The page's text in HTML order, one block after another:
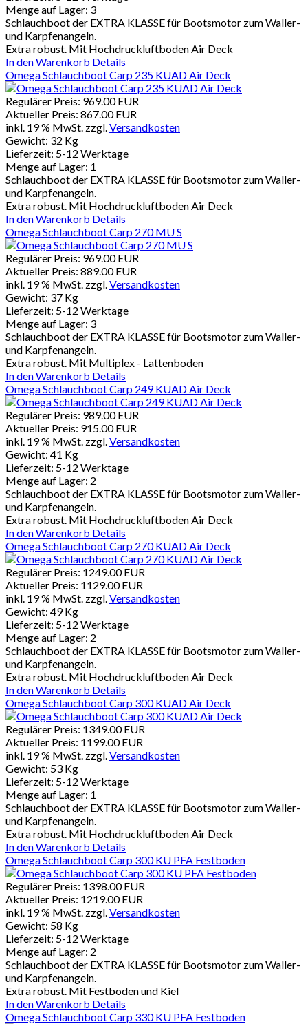
Menge auf Lager: 3
Schlauchboot der EXTRA KLASSE für Bootsmotor zum Waller-
und Karpfenangeln.
Extra robust. Mit Hochdruckluftboden Air Deck
In den Warenkorb Details
Omega Schlauchboot Carp 235 KUAD Air Deck
Regulärer Preis: 969.00 EUR
Aktueller Preis: 867.00 EUR
inkl. 19 % MwSt. zzgl.Versandkosten
Gewicht: 32 Kg
Lieferzeit: 5-12 Werktage
Menge auf Lager: 1
Schlauchboot der EXTRA KLASSE für Bootsmotor zum Waller-
und Karpfenangeln.
Extra robust. Mit Hochdruckluftboden Air Deck
In den Warenkorb Details
Omega Schlauchboot Carp 270 MU S
Regulärer Preis: 969.00 EUR
Aktueller Preis: 889.00 EUR
inkl. 19 % MwSt. zzgl.Versandkosten
Gewicht: 37 Kg
Lieferzeit: 5-12 Werktage
Menge auf Lager: 3
Schlauchboot der EXTRA KLASSE für Bootsmotor zum Waller-
und Karpfenangeln.
Extra robust. Mit Multiplex - Lattenboden
In den Warenkorb Details
Omega Schlauchboot Carp 249 KUAD Air Deck
Regulärer Preis: 989.00 EUR
Aktueller Preis: 915.00 EUR
inkl. 19 % MwSt. zzgl.Versandkosten
Gewicht: 41 Kg
Lieferzeit: 5-12 Werktage
Menge auf Lager: 2
Schlauchboot der EXTRA KLASSE für Bootsmotor zum Waller-
und Karpfenangeln.
Extra robust. Mit Hochdruckluftboden Air Deck
In den Warenkorb Details
Omega Schlauchboot Carp 270 KUAD Air Deck
Regulärer Preis: 1249.00 EUR
Aktueller Preis: 1129.00 EUR
inkl. 19 % MwSt. zzgl.Versandkosten
Gewicht: 49 Kg
Lieferzeit: 5-12 Werktage
Menge auf Lager: 2
Schlauchboot der EXTRA KLASSE für Bootsmotor zum Waller-
und Karpfenangeln.
Extra robust. Mit Hochdruckluftboden Air Deck
In den Warenkorb Details
Omega Schlauchboot Carp 300 KUAD Air Deck
Regulärer Preis: 1349.00 EUR
Aktueller Preis: 1199.00 EUR
inkl. 19 % MwSt. zzgl.Versandkosten
Gewicht: 53 Kg
Lieferzeit: 5-12 Werktage
Menge auf Lager: 1
Schlauchboot der EXTRA KLASSE für Bootsmotor zum Waller-
und Karpfenangeln.
Extra robust. Mit Hochdruckluftboden Air Deck
In den Warenkorb Details
Omega Schlauchboot Carp 300 KU PFA Festboden
Regulärer Preis: 1398.00 EUR
Aktueller Preis: 1219.00 EUR
inkl. 19 % MwSt. zzgl.Versandkosten
Gewicht: 58 Kg
Lieferzeit: 5-12 Werktage
Menge auf Lager: 2
Schlauchboot der EXTRA KLASSE für Bootsmotor zum Waller-
und Karpfenangeln.
Extra robust. Mit Festboden und Kiel
In den Warenkorb Details
Omega Schlauchboot Carp 330 KU PFA Festboden